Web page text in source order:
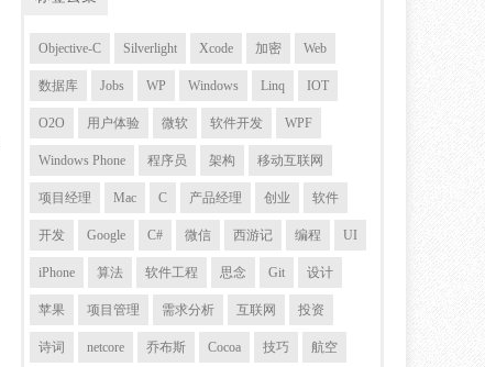
Objective-C Silverlight Xcode 加密 Web
数据库 Jobs WP Windows Linq IOT
O2O 用户体验 微软 软件开发 WPF
Windows Phone 程序员 架构 移动互联网
项目经理 Mac C 产品经理 创业 软件
开发 Google C# 微信 西游记 编程 UI
iPhone 算法 软件工程 思念 Git 设计
苹果 项目管理 需求分析 互联网 投资
诗词 netcore 乔布斯 Cocoa 技巧 航空